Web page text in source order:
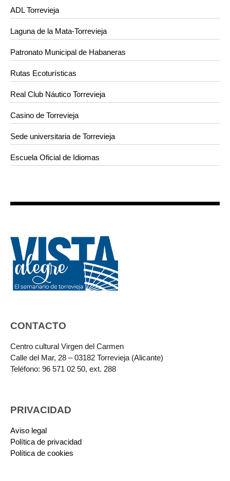
ADL Torrevieja
Laguna de la Mata-Torrevieja
Patronato Municipal de Habaneras
Rutas Ecoturísticas
Real Club Náutico Torrevieja
Casino de Torrevieja
Sede universitaria de Torrevieja
Escuela Oficial de Idiomas
CONTACTO
Centro cultural Virgen del Carmen
Calle del Mar, 28 – 03182 Torrevieja (Alicante)
Teléfono: 96 571 02 50, ext. 288
PRIVACIDAD
Aviso legal
Política de privacidad
Política de cookies